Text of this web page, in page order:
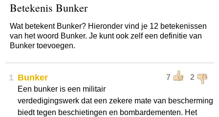
Betekenis Bunker
Wat betekent Bunker? Hieronder vind je 12 betekenissen
van het woord Bunker. Je kunt ook zelf een definitie van
Bunker toevoegen.
1 7 2
Bunker
Een bunker is een militair
verdedigingswerk dat een zekere mate van bescherming
biedt tegen beschietingen en bombardementen. Het